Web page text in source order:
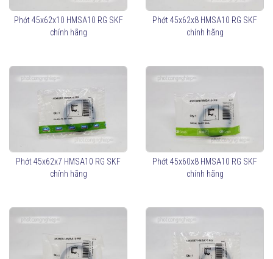
Phớt 45x62x10 HMSA10 RG SKF
chính hãng
Phớt 45x62x8 HMSA10 RG SKF
chính hãng
Phớt 45x62x7 HMSA10 RG SKF
chính hãng
Phớt 45x60x8 HMSA10 RG SKF
chính hãng